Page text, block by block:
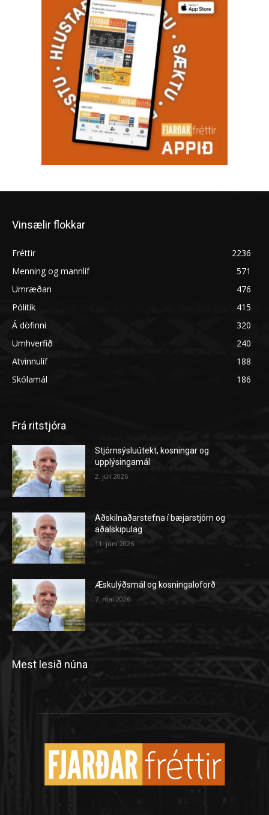
Vinsælir flokkar
Fréttir
2236
Menning og mannlíf
571
Umræðan
476
Pólitík
415
Á döfinni
320
Umhverfið
240
Atvinnulíf
188
Skólamál
186
Frá ritstjóra
Stjórnsýsluútekt, kosningar og
upplýsingamál
2. júlí 2026
Aðskilnaðarstefna í bæjarstjórn og
aðalskipulag
11. júní 2026
Æskulýðsmál og kosningaloforð
7. maí 2026
Mest lesið núna